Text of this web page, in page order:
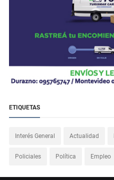
ETIQUETAS
Interés General Actualidad
Policiales Política Empleo